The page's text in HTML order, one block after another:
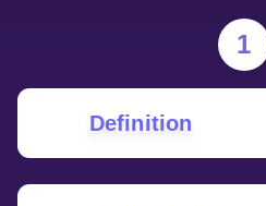
1
Definition